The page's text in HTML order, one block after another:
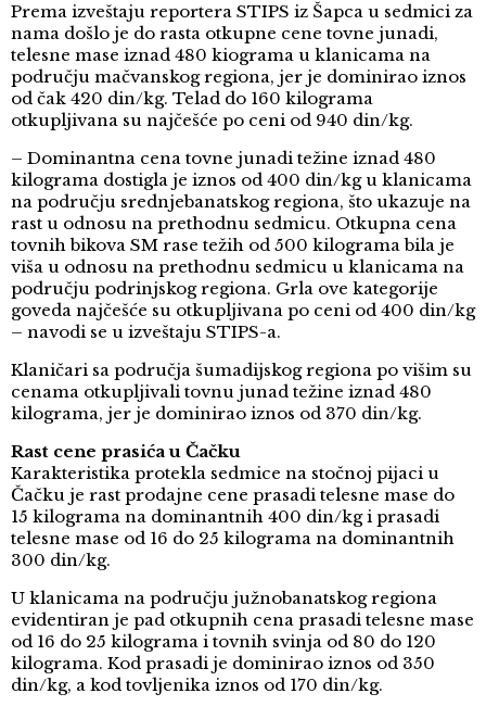
Prema izveštaju reportera STIPS iz Šapca u sedmici za
nama došlo je do rasta otkupne cene tovne junadi,
telesne mase iznad 480 kiograma u klanicama na
području mačvanskog regiona, jer je dominirao iznos
od čak 420 din/kg. Telad do 160 kilograma
otkupljivana su najčešće po ceni od 940 din/kg.
– Dominantna cena tovne junadi težine iznad 480
kilograma dostigla je iznos od 400 din/kg u klanicama
na području srednjebanatskog regiona, što ukazuje na
rast u odnosu na prethodnu sedmicu. Otkupna cena
tovnih bikova SM rase težih od 500 kilograma bila je
viša u odnosu na prethodnu sedmicu u klanicama na
području podrinjskog regiona. Grla ove kategorije
goveda najčešće su otkupljivana po ceni od 400 din/kg
– navodi se u izveštaju STIPS-a.
Klaničari sa područja šumadijskog regiona po višim su
cenama otkupljivali tovnu junad težine iznad 480
kilograma, jer je dominirao iznos od 370 din/kg.
Rast cene prasića u Čačku
Karakteristika protekla sedmice na stočnoj pijaci u
Čačku je rast prodajne cene prasadi telesne mase do
15 kilograma na dominantnih 400 din/kg i prasadi
telesne mase od 16 do 25 kilograma na dominantnih
300 din/kg.
U klanicama na području južnobanatskog regiona
evidentiran je pad otkupnih cena prasadi telesne mase
od 16 do 25 kilograma i tovnih svinja od 80 do 120
kilograma. Kod prasadi je dominirao iznos od 350
din/kg, a kod tovljenika iznos od 170 din/kg.